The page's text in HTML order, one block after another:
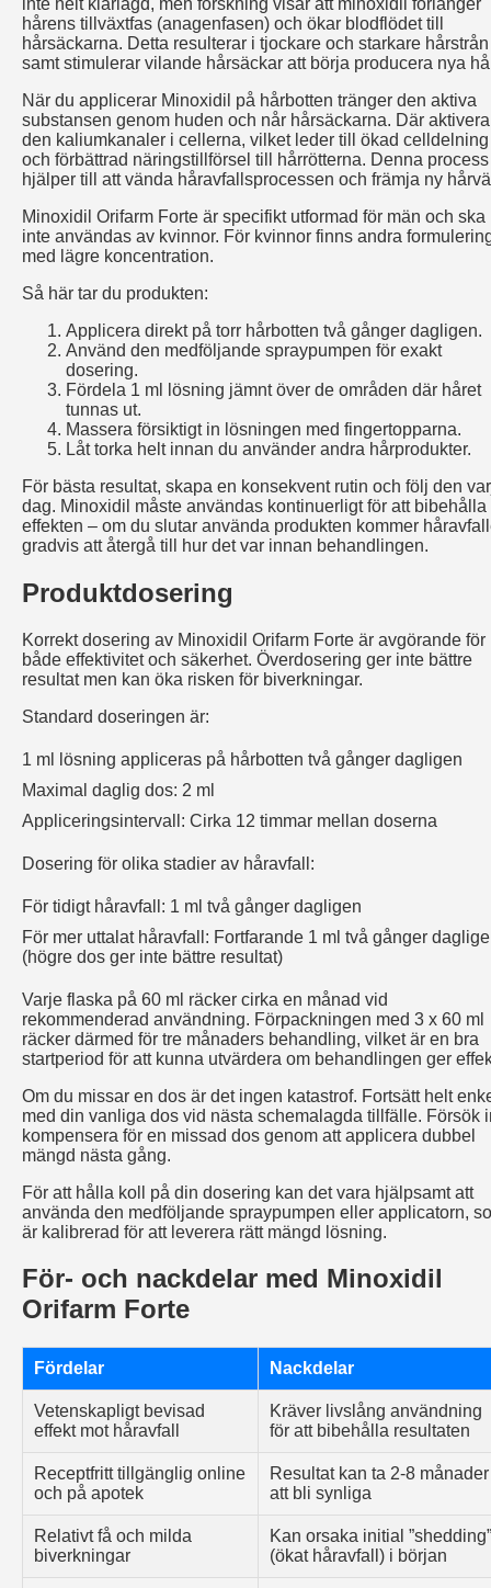
hårens tillväxtfas (anagenfasen) och ökar blodflödet till
hårsäckarna. Detta resulterar i tjockare och starkare hårstrån
samt stimulerar vilande hårsäckar att börja producera nya
När du applicerar Minoxidil på hårbotten tränger den aktiva
substansen genom huden och når hårsäckarna. Där
den kaliumkanaler i cellerna, vilket leder till ökad celldelning
och förbättrad näringstillförsel till hårrötterna. Denna process
hjälper till att vända håravfallsprocessen och främja ny
Minoxidil Orifarm Forte är specifikt utformad för män och ska
inte användas av kvinnor. För kvinnor finns andra
med lägre koncentration.
Så här tar du produkten:
Applicera direkt på torr hårbotten två gånger dagligen.
Använd den medföljande spraypumpen för exakt
dosering.
Fördela 1 ml lösning jämnt över de områden där håret
tunnas ut.
Massera försiktigt in lösningen med fingertopparna.
Låt torka helt innan du använder andra hårprodukter.
För bästa resultat, skapa en konsekvent rutin och följ den
dag. Minoxidil måste användas kontinuerligt för att bibehålla
effekten – om du slutar använda produkten kommer
gradvis att återgå till hur det var innan behandlingen.
Produktdosering
Korrekt dosering av Minoxidil Orifarm Forte är avgörande för
både effektivitet och säkerhet. Överdosering ger inte bättre
resultat men kan öka risken för biverkningar.
Standard doseringen är:
1 ml lösning appliceras på hårbotten två gånger dagligen
Maximal daglig dos: 2 ml
Appliceringsintervall: Cirka 12 timmar mellan doserna
Dosering för olika stadier av håravfall:
För tidigt håravfall: 1 ml två gånger dagligen
För mer uttalat håravfall: Fortfarande 1 ml två gånger
(högre dos ger inte bättre resultat)
Varje flaska på 60 ml räcker cirka en månad vid
rekommenderad användning. Förpackningen med 3 x 60 ml
räcker därmed för tre månaders behandling, vilket är en bra
startperiod för att kunna utvärdera om behandlingen ger
Om du missar en dos är det ingen katastrof. Fortsätt helt
med din vanliga dos vid nästa schemalagda tillfälle. Försök
kompensera för en missad dos genom att applicera dubbel
mängd nästa gång.
För att hålla koll på din dosering kan det vara hjälpsamt att
använda den medföljande spraypumpen eller applicatorn,
är kalibrerad för att leverera rätt mängd lösning.
För- och nackdelar med Minoxidil
Orifarm Forte
Fördelar Nackdelar
Vetenskapligt bevisad
effekt mot håravfall
Kräver livslång användning
för att bibehålla resultaten
Receptfritt tillgänglig online
och på apotek
Resultat kan ta 2-8 månader
att bli synliga
Relativt få och milda
biverkningar
Kan orsaka initial ”shedding”
(ökat håravfall) i början